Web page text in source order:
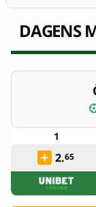
DAGENS
2.65